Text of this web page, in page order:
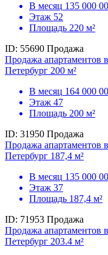
В месяц 135 000
Этаж 52
Площадь 220 м²
ID: 55690 Продажа
Продажа апартаментов
Петербург 200 м²
В месяц 164 000
Этаж 47
Площадь 200 м²
ID: 31950 Продажа
Продажа апартаментов
Петербург 187,4 м²
В месяц 135 000
Этаж 37
Площадь 187,4 м²
ID: 71953 Продажа
Продажа апартаментов
Петербург 203.4 м²